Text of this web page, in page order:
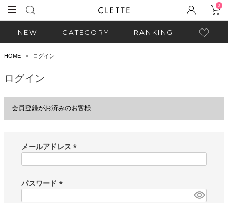
0
NEW CATEGORY RANKING
HOME ログイン
ログイン
会員登録がお済みのお客様
メールアドレス
)
パスワード